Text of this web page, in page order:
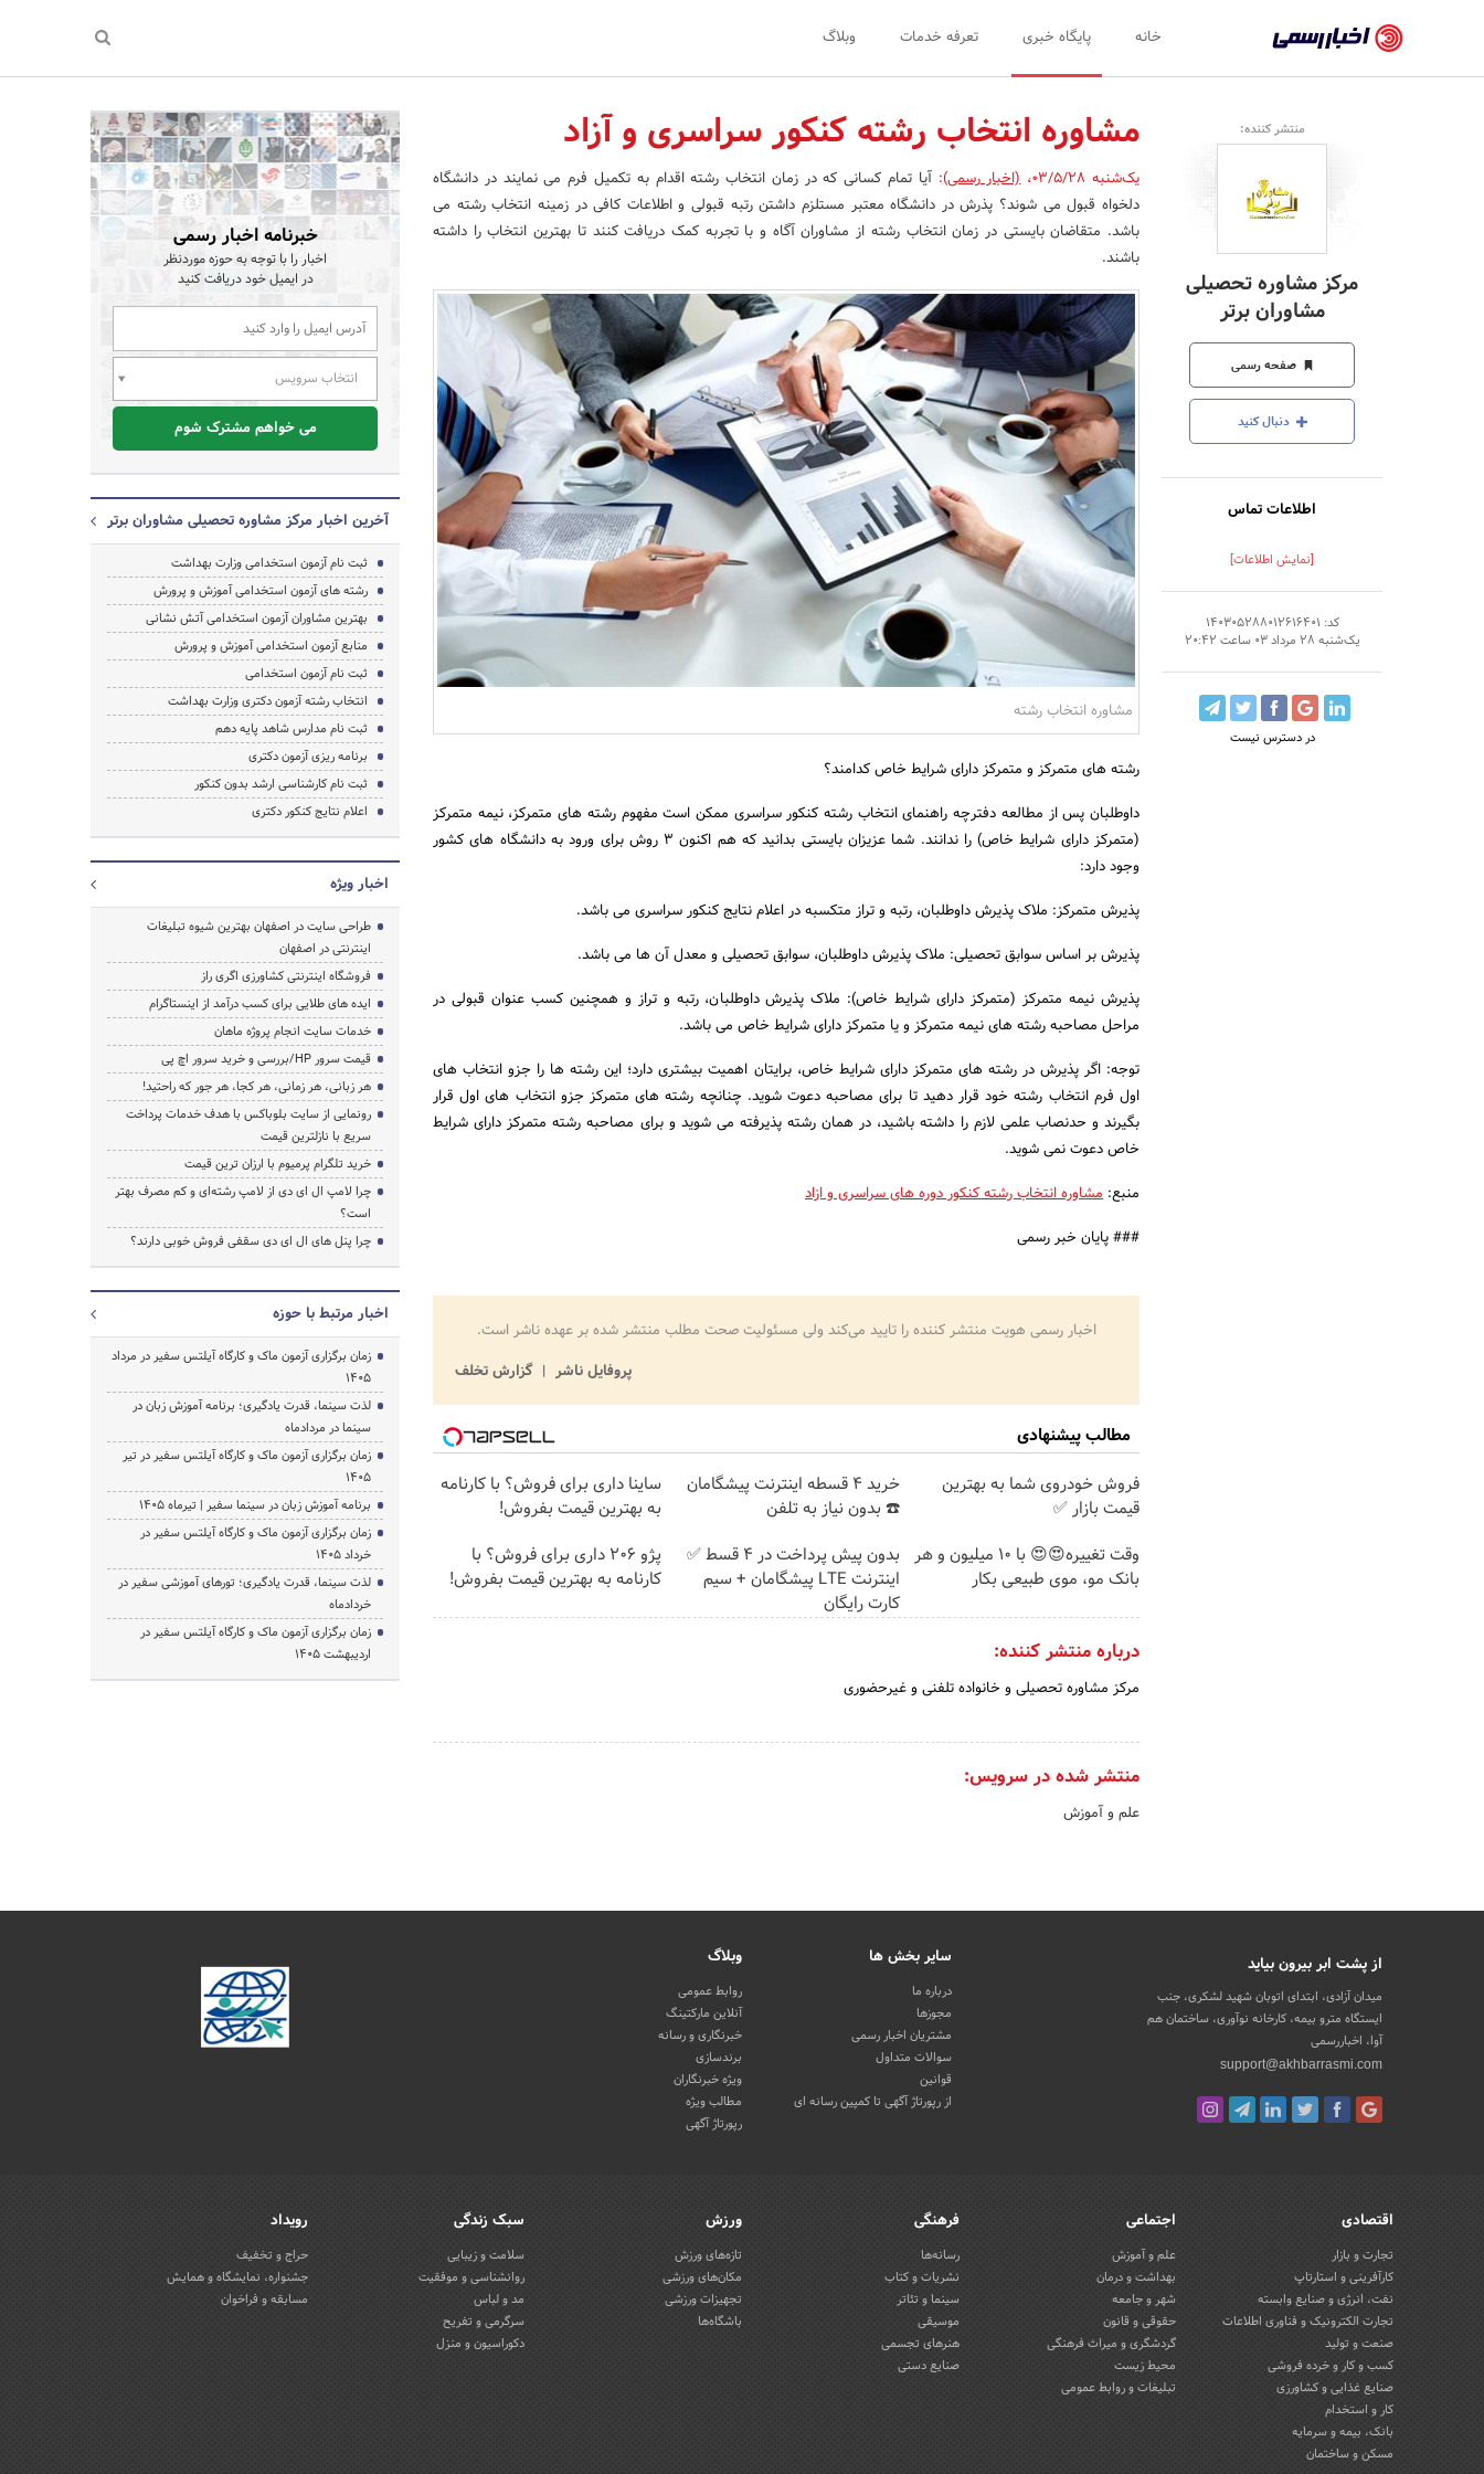
رسمی
-
اخبار
تایید
شده
شرکت‌ها،
سازمان‌ها
و
روابط
عمومی‌ها
خانه پایگاه خبری تعرفه خدمات وبلاگ
منتشر کننده:
مرکز مشاوره تحصیلی
مشاوران برتر
صفحه رسمی
دنبال کنید
اطلاعات تماس
[نمایش اطلاعات]
کد: 140305288012616401
یک‌شنبه 28 مرداد 03 ساعت 20:42
در دسترس نیست
مشاوره انتخاب رشته کنکور سراسری و آزاد
یک‌شنبه 03/5/28 ،(اخبار رسمی):آیا تمام کسانی که در زمان انتخاب رشته اقدام به تکمیل فرم می نمایند در دانشگاه
دلخواه قبول می شوند؟ پذرش در دانشگاه معتبر مستلزم داشتن رتبه قبولی و اطلاعات کافی در زمینه انتخاب رشته می
باشد. متقاضان بایستی در زمان انتخاب رشته از مشاوران آگاه و با تجربه کمک دریافت کنند تا بهترین انتخاب را داشته
باشند.
مشاوره انتخاب رشته
رشته های متمرکز و متمرکز دارای شرایط خاص کدامند؟
داوطلبان پس از مطالعه دفترچه راهنمای انتخاب رشته کنکور سراسری ممکن است مفهوم رشته های متمرکز، نیمه متمرکز
(متمرکز دارای شرایط خاص) را ندانند. شما عزیزان بایستی بدانید که هم اکنون 3 روش برای ورود به دانشگاه های کشور
وجود دارد:
پذیرش متمرکز: ملاک پذیرش داوطلبان، رتبه و تراز متکسبه در اعلام نتایج کنکور سراسری می باشد.
پذیرش بر اساس سوابق تحصیلی: ملاک پذیرش داوطلبان، سوابق تحصیلی و معدل آن ها می باشد.
پذیرش نیمه متمرکز (متمرکز دارای شرایط خاص): ملاک پذیرش داوطلبان، رتبه و تراز و همچنین کسب عنوان قبولی در
مراحل مصاحبه رشته های نیمه متمرکز و یا متمرکز دارای شرایط خاص می باشد.
توجه: اگر پذیرش در رشته های متمرکز دارای شرایط خاص، برایتان اهمیت بیشتری دارد؛ این رشته ها را جزو انتخاب های
اول فرم انتخاب رشته خود قرار دهید تا برای مصاحبه دعوت شوید. چنانچه رشته های متمرکز جزو انتخاب های اول قرار
بگیرند و حدنصاب علمی لازم را داشته باشید، در همان رشته پذیرفته می شوید و برای مصاحبه رشته متمرکز دارای شرایط
خاص دعوت نمی شوید.
منبع: مشاوره انتخاب رشته کنکور دوره های سراسری و ازاد
### پایان خبر رسمی
اخبار رسمی هویت منتشر کننده را تایید می‌کند ولی مسئولیت صحت مطلب منتشر شده بر عهده ناشر است.
پروفایل ناشر
گزارش تخلف
مطالب پیشنهادی
فروش خودروی شما به بهترین
قیمت بازار ✅
خرید 4 قسطه اینترنت پیشگامان
☎️ بدون نیاز به تلفن
ساینا داری برای فروش؟ با کارنامه
به بهترین قیمت بفروش!
وقت تغییره😍😍 با 10 میلیون و هر
بانک مو، موی طبیعی بکار
بدون پیش پرداخت در 4 قسط ✅
اینترنت LTE پیشگامان + سیم
کارت رایگان
پژو 206 داری برای فروش؟ با
کارنامه به بهترین قیمت بفروش!
درباره منتشر کننده:
مرکز مشاوره تحصیلی و خانواده تلفنی و غیرحضوری
منتشر شده در سرویس:
علم و آموزش
خبرنامه اخبار رسمی
اخبار را با توجه به حوزه موردنظر
در ایمیل خود دریافت کنید
انتخاب سرویس
می خواهم مشترک شوم
آخرین اخبار مرکز مشاوره تحصیلی مشاوران برتر
ثبت نام آزمون استخدامی وزارت بهداشت
رشته های آزمون استخدامی آموزش و پرورش
بهترین مشاوران آزمون استخدامی آتش نشانی
منابع آزمون استخدامی آموزش و پرورش
ثبت نام آزمون استخدامی
انتخاب رشته آزمون دکتری وزارت بهداشت
ثبت نام مدارس شاهد پایه دهم
برنامه ریزی آزمون دکتری
ثبت نام کارشناسی ارشد بدون کنکور
اعلام نتایج کنکور دکتری
اخبار ویژه
طراحی سایت در اصفهان بهترین شیوه تبلیغات
اینترنتی در اصفهان
فروشگاه اینترنتی کشاورزی اگری راز
ایده های طلایی برای کسب درآمد از اینستاگرام
خدمات سایت انجام پروژه ماهان
قیمت سرور HP/بررسی و خرید سرور اچ پی
هر زبانی، هر زمانی، هر کجا، هر جور که راحتید!
رونمایی از سایت بلوباکس با هدف خدمات پرداخت
سریع با نازلترین قیمت
خرید تلگرام پرمیوم با ارزان ترین قیمت
چرا لامپ ال ای دی از لامپ رشته‌ای و کم مصرف بهتر
است؟
چرا پنل های ال ای دی سقفی فروش خوبی دارند؟
اخبار مرتبط با حوزه
زمان برگزاری آزمون ماک و کارگاه آیلتس سفیر در مرداد
1405
لذت سینما، قدرت یادگیری؛ برنامه آموزش زبان در
سینما در مردادماه
زمان برگزاری آزمون ماک و کارگاه آیلتس سفیر در تیر
1405
برنامه آموزش زبان در سینما سفیر | تیرماه ۱۴۰۵
زمان برگزاری آزمون ماک و کارگاه آیلتس سفیر در
خرداد 1405
لذت سینما، قدرت یادگیری؛ تورهای آموزشی سفیر در
خردادماه
زمان برگزاری آزمون ماک و کارگاه آیلتس سفیر در
اردیبهشت 1405
از پشت ابر بیرون بیاید
میدان آزادی، ابتدای اتوبان شهید لشکری، جنب
ایستگاه مترو بیمه، کارخانه نوآوری، ساختمان هم
آوا، اخباررسمی
support@akhbarrasmi.com
سایر بخش ها
درباره ما
مجوزها
مشتریان اخبار رسمی
سوالات متداول
قوانین
از رپورتاژ آگهی تا کمپین رسانه ای
وبلاگ
روابط عمومی
آنلاین مارکتینگ
خبرنگاری و رسانه
برندسازی
ویژه خبرنگاران
مطالب ویژه
رپورتاژ آگهی
اقتصادی
تجارت و بازار
کارآفرینی و استارتاپ
نفت، انرژی و صنایع وابسته
تجارت الکترونیک و فناوری اطلاعات
صنعت و تولید
کسب و کار و خرده فروشی
صنایع غذایی و کشاورزی
کار و استخدام
بانک، بیمه و سرمایه
مسکن و ساختمان
اجتماعی
علم و آموزش
بهداشت و درمان
شهر و جامعه
حقوقی و قانون
گردشگری و میراث فرهنگی
محیط زیست
تبلیغات و روابط عمومی
فرهنگی
رسانه‌ها
نشریات و کتاب
سینما و تئاتر
موسیقی
هنرهای تجسمی
صنایع دستی
ورزش
تازه‌های ورزش
مکان‌های ورزشی
تجهیزات ورزشی
باشگاه‌ها
سبک زندگی
سلامت و زیبایی
روانشناسی و موفقیت
مد و لباس
سرگرمی و تفریح
دکوراسیون و منزل
رویداد
حراج و تخفیف
جشنواره، نمایشگاه و همایش
مسابقه و فراخوان